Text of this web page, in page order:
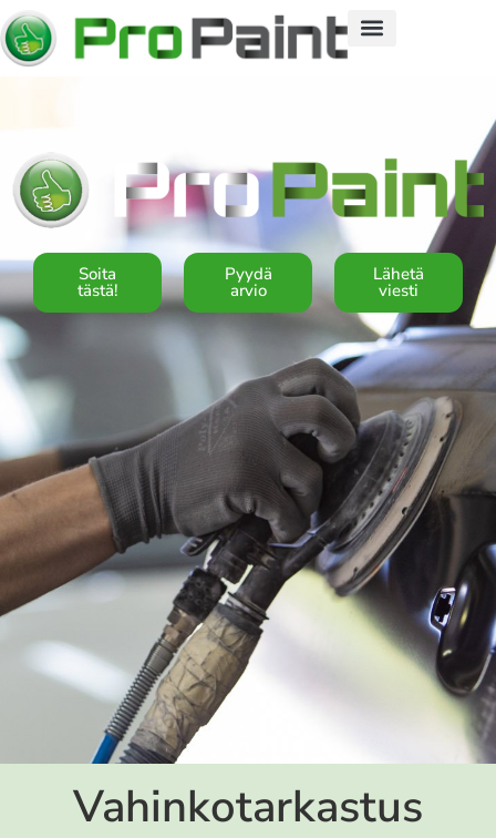
Soita
tästä!
Pyydä
arvio
Lähetä
viesti
Vahinkotarkastus